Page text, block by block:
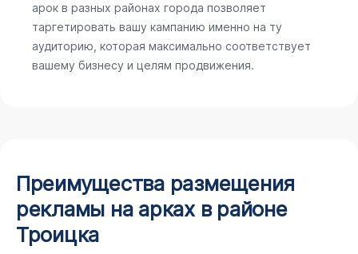
арок в разных районах города позволяет
таргетировать вашу кампанию именно на ту
аудиторию, которая максимально соответствует
вашему бизнесу и целям продвижения.
Преимущества размещения
рекламы на арках в районе
Троицка